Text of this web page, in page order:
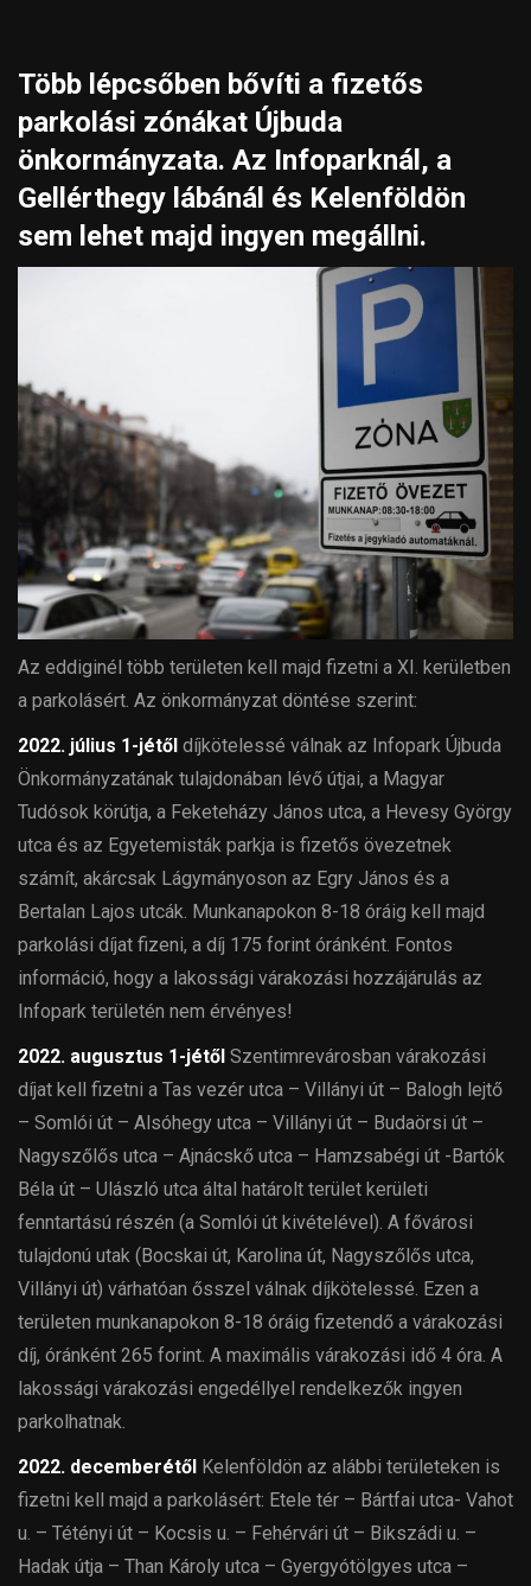
Több lépcsőben bővíti a fizetős
parkolási zónákat Újbuda
önkormányzata. Az Infoparknál, a
Gellérthegy lábánál és Kelenföldön
sem lehet majd ingyen megállni.
Az eddiginél több területen kell majd fizetni a XI. kerületben
a parkolásért. Az önkormányzat döntése szerint:
2022. július 1-jétől díjkötelessé válnak az Infopark Újbuda
Önkormányzatának tulajdonában lévő útjai, a Magyar
Tudósok körútja, a Feketeházy János utca, a Hevesy György
utca és az Egyetemisták parkja is fizetős övezetnek
számít, akárcsak Lágymányoson az Egry János és a
Bertalan Lajos utcák. Munkanapokon 8-18 óráig kell majd
parkolási díjat fizeni, a díj 175 forint óránként. Fontos
információ, hogy a lakossági várakozási hozzájárulás az
Infopark területén nem érvényes!
2022. augusztus 1-jétől Szentimrevárosban várakozási
díjat kell fizetni a Tas vezér utca – Villányi út – Balogh lejtő
– Somlói út – Alsóhegy utca – Villányi út – Budaörsi út –
Nagyszőlős utca – Ajnácskő utca – Hamzsabégi út -Bartók
Béla út – Ulászló utca által határolt terület kerületi
fenntartású részén (a Somlói út kivételével). A fővárosi
tulajdonú utak (Bocskai út, Karolina út, Nagyszőlős utca,
Villányi út) várhatóan ősszel válnak díjkötelessé. Ezen a
területen munkanapokon 8-18 óráig fizetendő a várakozási
díj, óránként 265 forint. A maximális várakozási idő 4 óra. A
lakossági várakozási engedéllyel rendelkezők ingyen
parkolhatnak.
2022. decemberétől Kelenföldön az alábbi területeken is
fizetni kell majd a parkolásért: Etele tér – Bártfai utca- Vahot
u. – Tétényi út – Kocsis u. – Fehérvári út – Bikszádi u. –
Hadak útja – Than Károly utca – Gyergyótölgyes utca –